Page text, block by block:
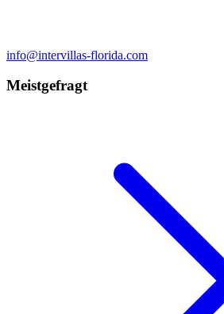
info@intervillas-florida.com
Meistgefragt